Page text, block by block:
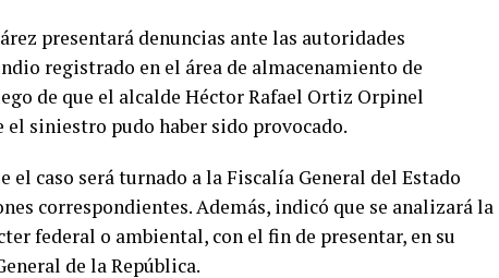
presentará denuncias ante las autoridades
registrado en el área de almacenamiento de
de que el alcalde Héctor Rafael Ortiz Orpinel
siniestro pudo haber sido provocado.
caso será turnado a la Fiscalía General del Estado
correspondientes. Además, indicó que se analizará la
federal o ambiental, con el fin de presentar, en su
de la República.